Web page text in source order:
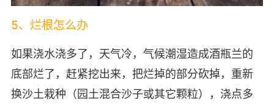
5、烂根怎么办
如果浇水浇多了，天气冷，气候潮湿造成酒瓶兰的
底部烂了，赶紧挖出来，把烂掉的部分砍掉，重新
换沙土栽种（园土混合沙子或其它颗粒），浇点多